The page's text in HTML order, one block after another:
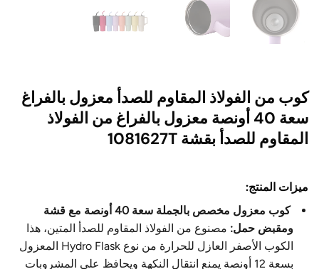
كوب من الفولاذ المقاوم للصدأ معزول بالفراغ
سعة 40 أونصة معزول بالفراغ من الفولاذ
المقاوم للصدأ بقشة 1081627T
ميزات المنتج:
كوب معزول مخصص بالجملة سعة 40 أونصة مع قشة
ومقبض حمل: مصنوع من الفولاذ المقاوم للصدأ المتين، هذا
الكوب الأصفر العازل للحرارة من نوع Hydro Flask المعزول
بسعة 12 أونصة يمنع انتقال النكهة ويحافظ على المشروبات